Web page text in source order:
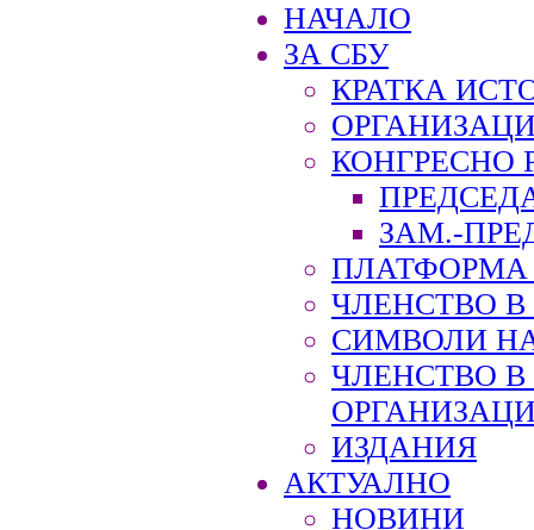
НАЧАЛО
ЗА СБУ
КРАТКА
КОНГРЕСНО
ЗАМ.-
ПЛАТФОРМА
ЧЛЕНСТВО В
СИМВОЛИ
ЧЛЕНСТВО
ИЗДАНИЯ
АКТУАЛНО
НОВИНИ